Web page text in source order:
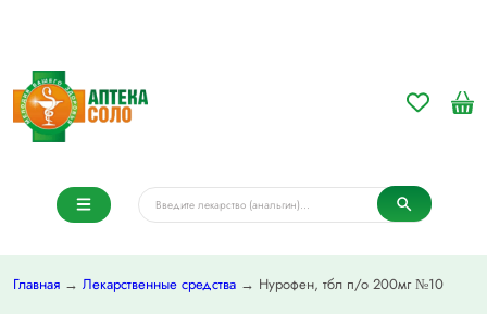
Главная → Лекарственные средства → Нурофен, тбл п/о 200мг №10